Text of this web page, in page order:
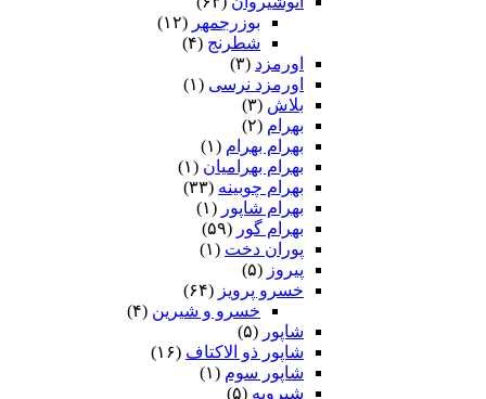
بوزرجمهر (۱۲)
شطرنج (۴)
اورمزد (۳)
اورمزد نرسى‏ (۱)
بلاش (۳)
بهرام (۲)
بهرام بهرام (۱)
بهرام بهرامیان‏ (۱)
بهرام چوبینه (۳۳)
بهرام شاپور (۱)
بهرام گور (۵۹)
پوران دخت (۱)
پیروز (۵)
خسرو پرویز (۶۴)
خسرو و شیرین (۴)
شاپور (۵)
شاپور ذو الاکتاف (۱۶)
شاپور سوم‏ (۱)
شیرویه (۵)